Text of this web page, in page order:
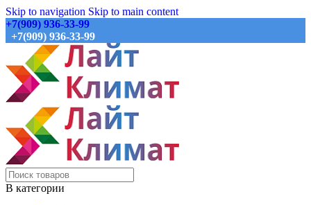
Skip to navigation Skip to main content
+7(909) 936-33-99
+7(909) 936-33-99
В категории